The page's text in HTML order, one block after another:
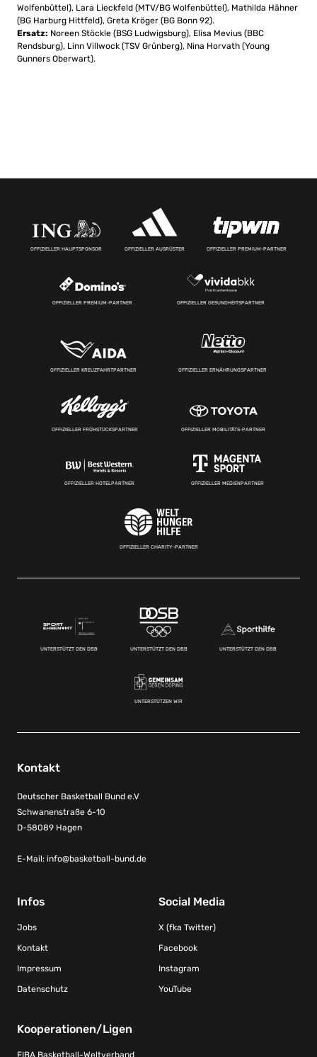
Wolfenbüttel), Lara Lieckfeld (MTV/BG Wolfenbüttel), Mathilda Hähner
(BG Harburg Hittfeld), Greta Kröger (BG Bonn 92).
Ersatz: Noreen Stöckle (BSG Ludwigsburg), Elisa Mevius (BBC
Rendsburg), Linn Villwock (TSV Grünberg), Nina Horvath (Young
Gunners Oberwart).
OFFIZIELLER HAUPTSPONSOR OFFIZIELLER AUSRÜSTER OFFIZIELLER PREMIUM-PARTNER
OFFIZIELLER PREMIUM-PARTNER OFFIZIELLER GESUNDHEITSPARTNER
OFFIZIELLER KREUZFAHRTPARTNER OFFIZIELLER ERNÄHRUNGSPARTNER
OFFIZIELLER FRÜHSTÜCKSPARTNER OFFIZIELLER MOBILITÄTS-PARTNER
OFFIZIELLER HOTELPARTNER OFFIZIELLER MEDIENPARTNER
OFFIZIELLER CHARITY-PARTNER
UNTERSTÜTZT DEN DBB UNTERSTÜTZT DEN DBB UNTERSTÜTZT DEN DBB
UNTERSTÜTZEN WIR
Kontakt
Deutscher Basketball Bund e.V
Schwanenstraße 6-10
D-58089 Hagen
E-Mail: info@basketball-bund.de
Infos
Jobs
Kontakt
Impressum
Datenschutz
Social Media
X (fka Twitter)
Facebook
Instagram
YouTube
Kooperationen/Ligen
FIBA Basketball-Weltverband